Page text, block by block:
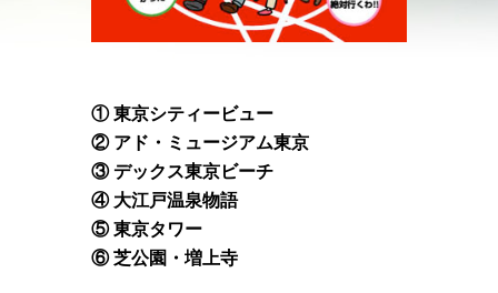
① 東京シティービュー
② アド・ミュージアム東京
③ デックス東京ビーチ
④ 大江戸温泉物語
⑤ 東京タワー
⑥ 芝公園・増上寺